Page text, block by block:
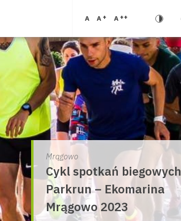
A A + A ++
Mrągowo
Cykl spotkań biegowych
Parkrun – Ekomarina
Mrągowo 2023